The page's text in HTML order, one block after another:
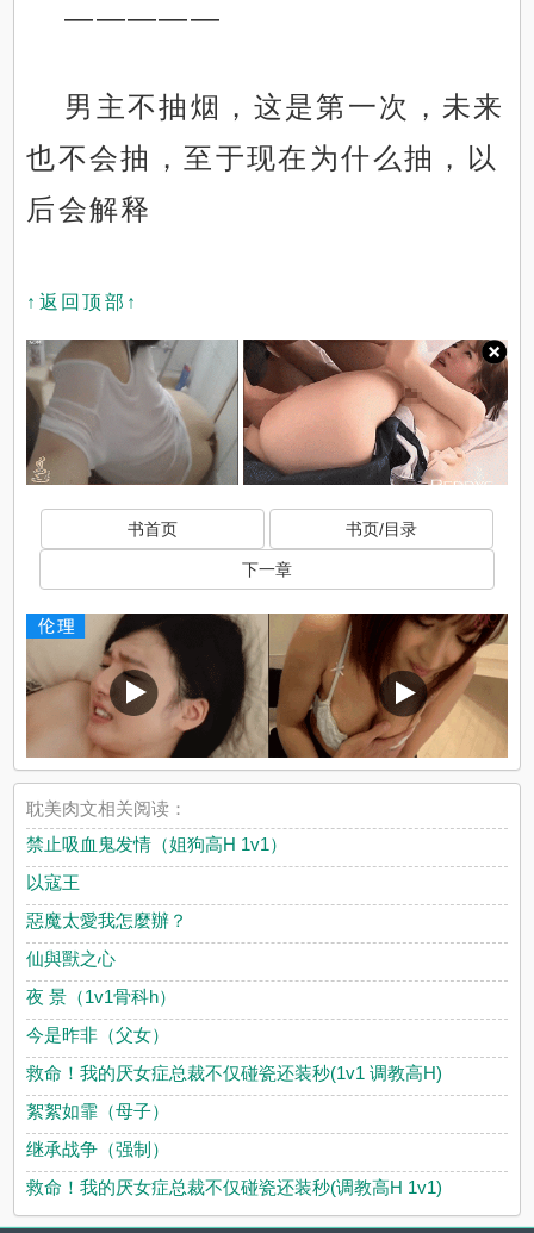
—————
男主不抽烟，这是第一次，未来
也不会抽，至于现在为什么抽，以
后会解释
↑返回顶部↑
书首页 书页/目录
下一章
耽美肉文相关阅读：
禁止吸血鬼发情（姐狗高H 1v1）
以寇王
惡魔太愛我怎麼辦？
仙與獸之心
夜 景（1v1骨科h）
今是昨非（父女）
救命！我的厌女症总裁不仅碰瓷还装秒(1v1 调教高H)
絮絮如霏（母子）
继承战争（强制）
救命！我的厌女症总裁不仅碰瓷还装秒(调教高H 1v1)